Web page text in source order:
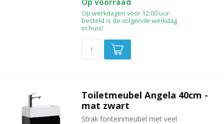
Op voorraad
Op werkdagen voor 12:00 uur
besteld is de volgende werkdag
in huis!
Toiletmeubel Angela 40cm -
mat zwart
Strak fonteinmeubel met veel